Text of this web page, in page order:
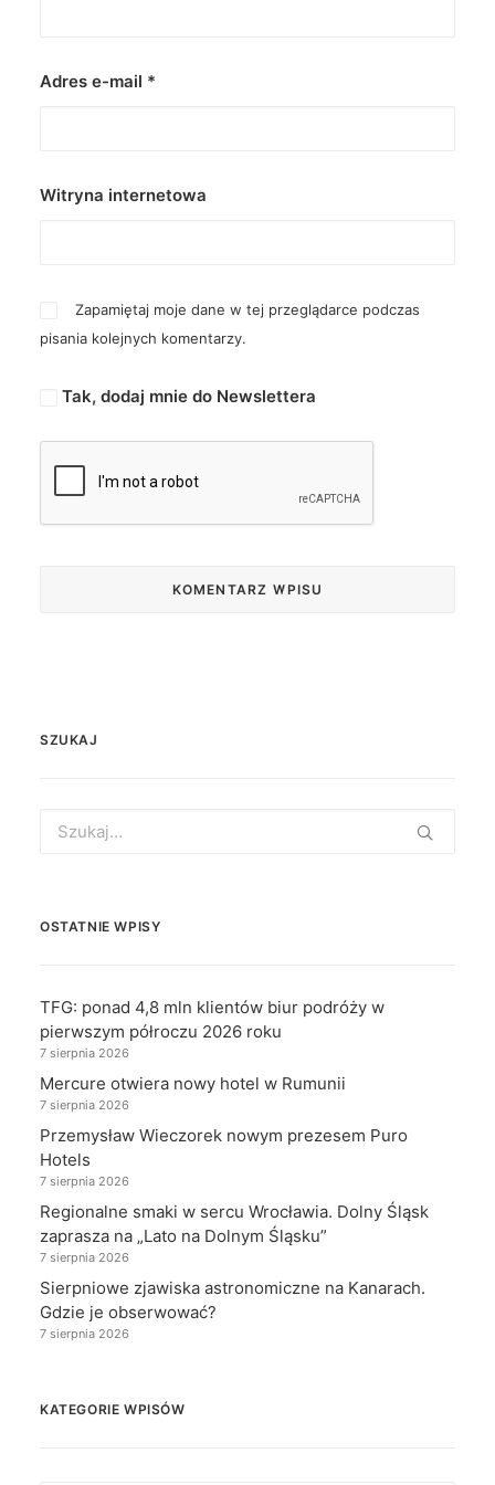
Adres e-mail *
Witryna internetowa
Zapamiętaj moje dane w tej przeglądarce podczas
pisania kolejnych komentarzy.
Tak, dodaj mnie do Newslettera
SZUKAJ
for:
OSTATNIE WPISY
TFG: ponad 4,8 mln klientów biur podróży w
pierwszym półroczu 2026 roku
7 sierpnia 2026
Mercure otwiera nowy hotel w Rumunii
7 sierpnia 2026
Przemysław Wieczorek nowym prezesem Puro
Hotels
7 sierpnia 2026
Regionalne smaki w sercu Wrocławia. Dolny Śląsk
zaprasza na „Lato na Dolnym Śląsku”
7 sierpnia 2026
Sierpniowe zjawiska astronomiczne na Kanarach.
Gdzie je obserwować?
7 sierpnia 2026
KATEGORIE WPISÓW